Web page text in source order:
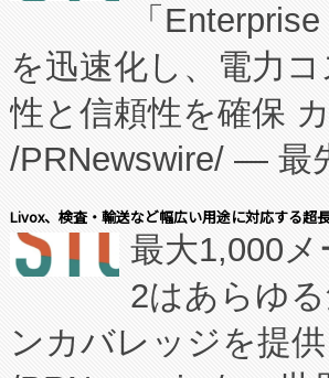
たNeXは、バイオ
従来のフェッドバ
に、患者やサプラ
キー方式で拡張性
す。FCCM‑を活用
患者にとっての費
のアクセスを大幅
Fully-Connected
「
を迅速化し、電力
性と信頼性を確保
/PRNewswire/ — 最
会社エーアイ・ア
President原信平）
ードするVoltaiqは
ーエネルギー貯蔵
Livox、検査・輸送など幅広い用途に対応する超
最大1,000
2はあらゆ
ンカバレッジを提